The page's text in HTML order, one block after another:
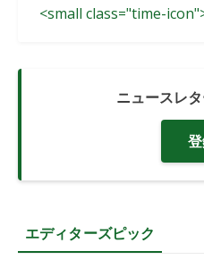
<small class="time-
ニュースレ
エディターズピック